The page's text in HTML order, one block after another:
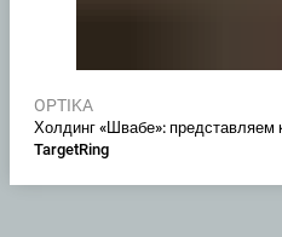
OPTIKA
Холдинг «Швабе»: представляем
TargetRing